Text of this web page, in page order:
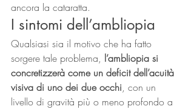
ancora la cataratta.
I sintomi dell’ambliopia
Qualsiasi sia il motivo che ha fatto
sorgere tale problema, l’ambliopia si
concretizzerà come un deficit dell’acuità
visiva di uno dei due occhi, con un
livello di gravità più o meno profondo a